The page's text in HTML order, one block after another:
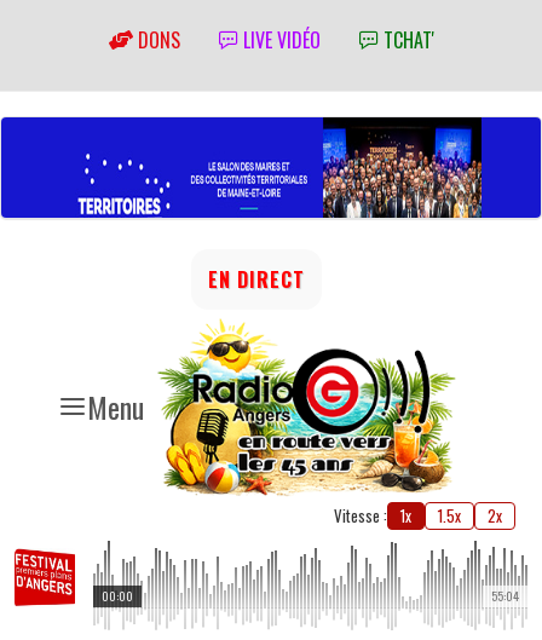
DONS LIVE VIDÉO TCHAT'
Menu
EN DIRECT
Vitesse : 1x 1.5x 2x
55:04
00:00